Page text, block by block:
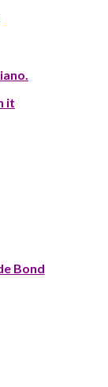
it
Bond